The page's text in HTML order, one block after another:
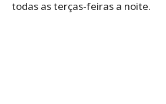
todas as terças-feiras a noite.